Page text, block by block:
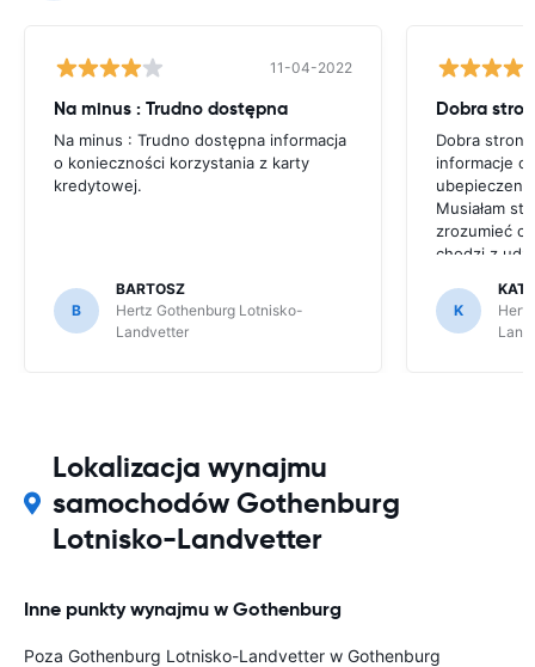
11-04-2022
Na minus : Trudno dostępna
Na minus : Trudno dostępna informacja
o konieczności korzystania z karty
kredytowej.
B
BARTOSZ
Hertz Gothenburg Lotnisko-
Landvetter
Dobra
Dobra
informacje o
Musiałam
zrozumieć
chodzi z
podawania
linki, albo
K
Lokalizacja wynajmu
samochodów Gothenburg
Lotnisko-Landvetter
Inne punkty wynajmu w Gothenburg
Poza Gothenburg Lotnisko-Landvetter w Gothenburg